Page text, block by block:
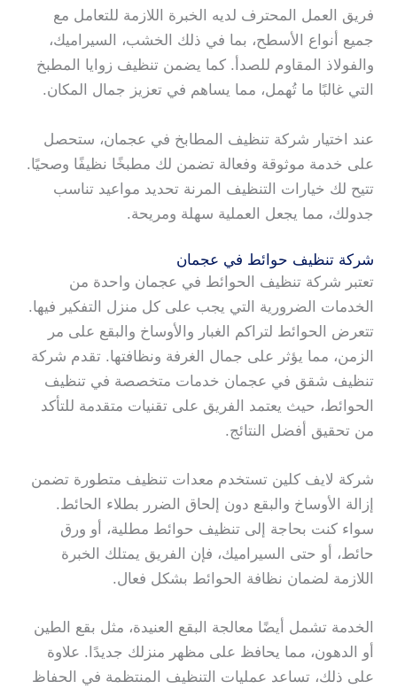
فريق العمل المحترف لديه الخبرة اللازمة للتعامل مع
جميع أنواع الأسطح، بما في ذلك الخشب، السيراميك،
والفولاذ المقاوم للصدأ. كما يضمن تنظيف زوايا المطبخ
التي غالبًا ما تُهمل، مما يساهم في تعزيز جمال المكان.
عند اختيار شركة تنظيف المطابخ في عجمان، ستحصل
على خدمة موثوقة وفعالة تضمن لك مطبخًا نظيفًا وصحيًا.
تتيح لك خيارات التنظيف المرنة تحديد مواعيد تناسب
جدولك، مما يجعل العملية سهلة ومريحة.
شركة تنظيف حوائط في عجمان
تعتبر شركة تنظيف الحوائط في عجمان واحدة من
الخدمات الضرورية التي يجب على كل منزل التفكير فيها.
تتعرض الحوائط لتراكم الغبار والأوساخ والبقع على مر
الزمن، مما يؤثر على جمال الغرفة ونظافتها. تقدم شركة
تنظيف شقق في عجمان خدمات متخصصة في تنظيف
الحوائط، حيث يعتمد الفريق على تقنيات متقدمة للتأكد
من تحقيق أفضل النتائج.
شركة لايف كلين تستخدم معدات تنظيف متطورة تضمن
إزالة الأوساخ والبقع دون إلحاق الضرر بطلاء الحائط.
سواء كنت بحاجة إلى تنظيف حوائط مطلية، أو ورق
حائط، أو حتى السيراميك، فإن الفريق يمتلك الخبرة
اللازمة لضمان نظافة الحوائط بشكل فعال.
الخدمة تشمل أيضًا معالجة البقع العنيدة، مثل بقع الطين
أو الدهون، مما يحافظ على مظهر منزلك جديدًا. علاوة
على ذلك، تساعد عمليات التنظيف المنتظمة في الحفاظ